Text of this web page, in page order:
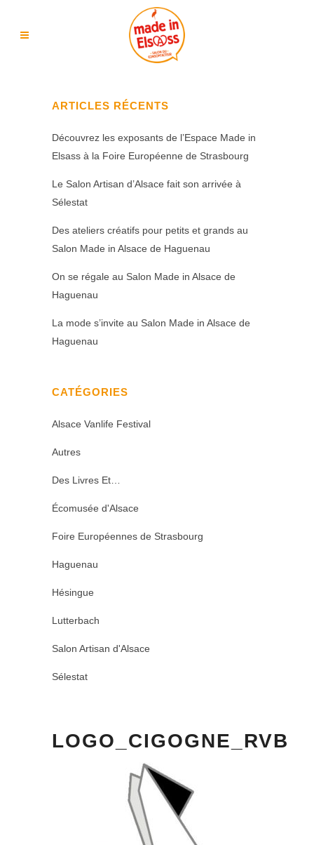
ARTICLES RÉCENTS
Découvrez les exposants de l’Espace Made in
Elsass à la Foire Européenne de Strasbourg
Le Salon Artisan d’Alsace fait son arrivée à
Sélestat
Des ateliers créatifs pour petits et grands au
Salon Made in Alsace de Haguenau
On se régale au Salon Made in Alsace de
Haguenau
La mode s’invite au Salon Made in Alsace de
Haguenau
CATÉGORIES
Alsace Vanlife Festival
Autres
Des Livres Et…
Écomusée d'Alsace
Foire Européennes de Strasbourg
Haguenau
Hésingue
Lutterbach
Salon Artisan d'Alsace
Sélestat
LOGO_CIGOGNE_RVB